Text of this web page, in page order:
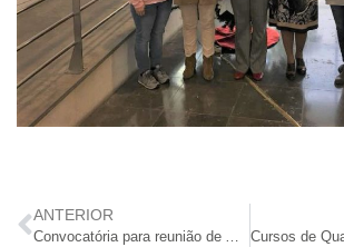
ANTERIOR
Convocatória para reunião de Assembleia Geral